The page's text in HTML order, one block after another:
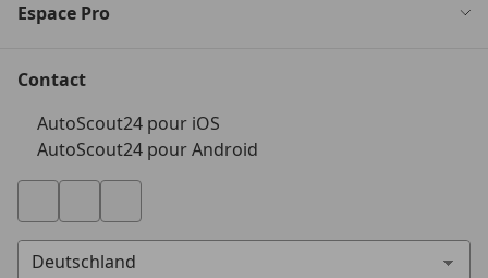
Espace Pro
Contact
AutoScout24 pour iOS
AutoScout24 pour Android